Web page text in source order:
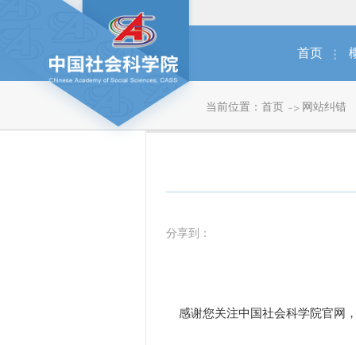
首页
当前位置： 首页 网站纠错
分享到：
感谢您关注中国社会科学院官网